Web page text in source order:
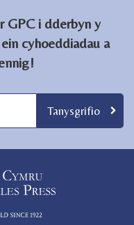
GPC i dderbyn y
cyhoeddiadau a